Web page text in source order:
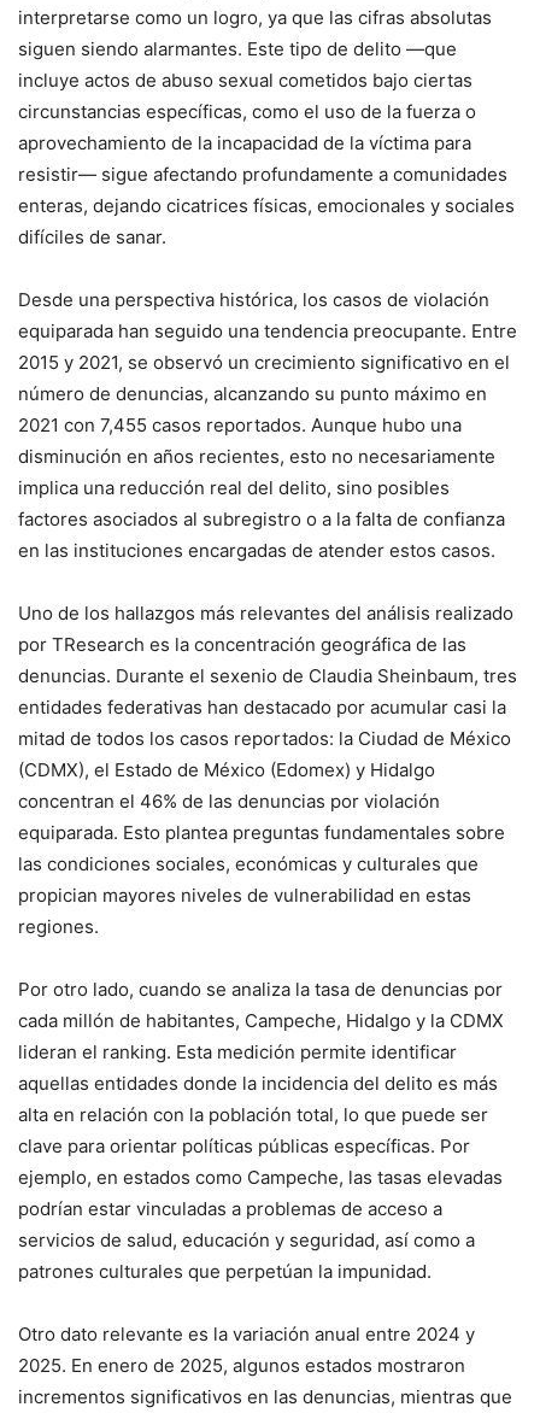
interpretarse como un logro, ya que las cifras absolutas
siguen siendo alarmantes. Este tipo de delito —que
incluye actos de abuso sexual cometidos bajo ciertas
circunstancias específicas, como el uso de la fuerza o
aprovechamiento de la incapacidad de la víctima para
resistir— sigue afectando profundamente a comunidades
enteras, dejando cicatrices físicas, emocionales y sociales
difíciles de sanar.
Desde una perspectiva histórica, los casos de violación
equiparada han seguido una tendencia preocupante. Entre
2015 y 2021, se observó un crecimiento significativo en el
número de denuncias, alcanzando su punto máximo en
2021 con 7,455 casos reportados. Aunque hubo una
disminución en años recientes, esto no necesariamente
implica una reducción real del delito, sino posibles
factores asociados al subregistro o a la falta de confianza
en las instituciones encargadas de atender estos casos.
Uno de los hallazgos más relevantes del análisis realizado
por TResearch es la concentración geográfica de las
denuncias. Durante el sexenio de Claudia Sheinbaum, tres
entidades federativas han destacado por acumular casi la
mitad de todos los casos reportados: la Ciudad de México
(CDMX), el Estado de México (Edomex) y Hidalgo
concentran el 46% de las denuncias por violación
equiparada. Esto plantea preguntas fundamentales sobre
las condiciones sociales, económicas y culturales que
propician mayores niveles de vulnerabilidad en estas
regiones.
Por otro lado, cuando se analiza la tasa de denuncias por
cada millón de habitantes, Campeche, Hidalgo y la CDMX
lideran el ranking. Esta medición permite identificar
aquellas entidades donde la incidencia del delito es más
alta en relación con la población total, lo que puede ser
clave para orientar políticas públicas específicas. Por
ejemplo, en estados como Campeche, las tasas elevadas
podrían estar vinculadas a problemas de acceso a
servicios de salud, educación y seguridad, así como a
patrones culturales que perpetúan la impunidad.
Otro dato relevante es la variación anual entre 2024 y
2025. En enero de 2025, algunos estados mostraron
incrementos significativos en las denuncias, mientras que